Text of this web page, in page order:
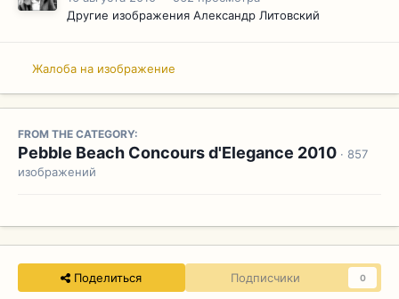
Другие изображения Александр Литовский
Жалоба на изображение
FROM THE CATEGORY:
Pebble Beach Concours d'Elegance 2010 · 857
изображений
Поделиться Подписчики 0